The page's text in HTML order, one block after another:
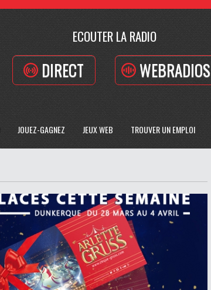
ECOUTER LA RADIO
DIRECT WEBRADIOS
JOUEZ-GAGNEZ JEUX WEB TROUVER UN EMPLOI